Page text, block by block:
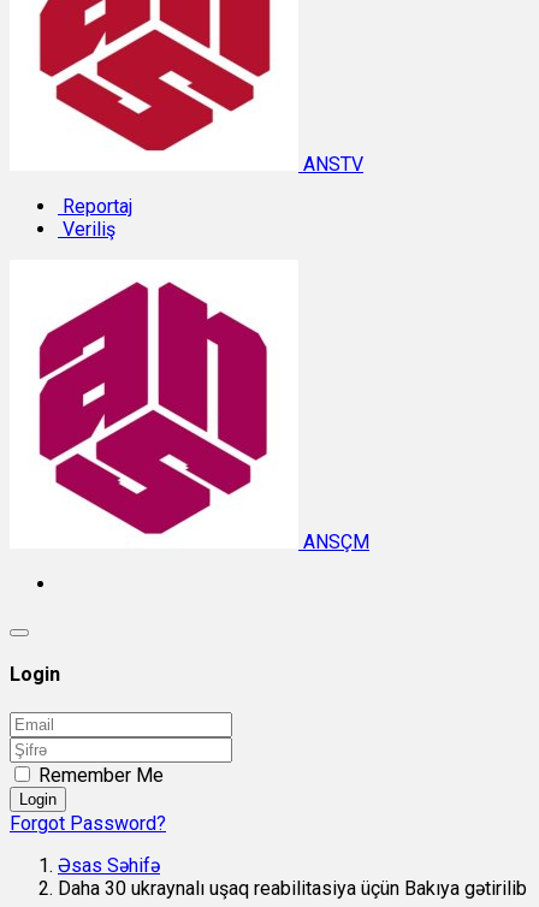
ANSTV
Reportaj
Veriliş
ANSÇM
Login
Remember Me
Login
Forgot Password?
Əsas Səhifə
Daha 30 ukraynalı uşaq reabilitasiya üçün Bakıya gətirilib